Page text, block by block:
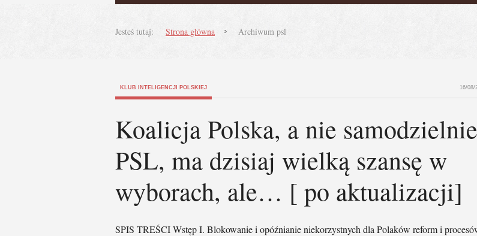
Jesteś tutaj: Strona główna Archiwum psl
KLUB INTELIGENCJI POLSKIEJ 16/08/
Koalicja Polska, a nie samodzielnie
PSL, ma dzisiaj wielką szansę w
wyborach, ale… [ po aktualizacji]
SPIS TREŚCI Wstęp I. Blokowanie i opóźnianie niekorzystnych dla Polaków reform i